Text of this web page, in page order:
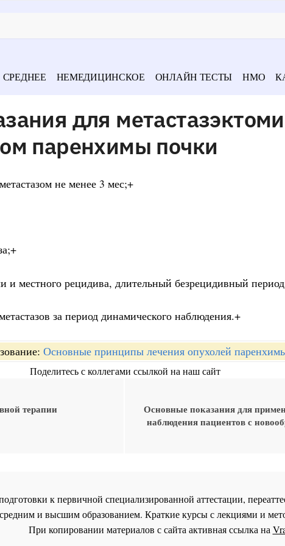
СРЕДНЕЕ НЕМЕДИЦИНСКОЕ ОНЛАЙН ТЕСТЫ НМО
для
паренхимы почки
не менее 3 мес;+
и местного рецидива, длительный безрецидивный
за период динамического наблюдения.+
Основные принципы лечения опухолей
Поделитесь с коллегами ссылкой на наш сайт
терапии
Основные показания для
наблюдения пациентов с
к первичной специализированной аттестации,
средним и высшим образованием. Краткие курсы с лекциями и
При копировании материалов с сайта активная ссылка на